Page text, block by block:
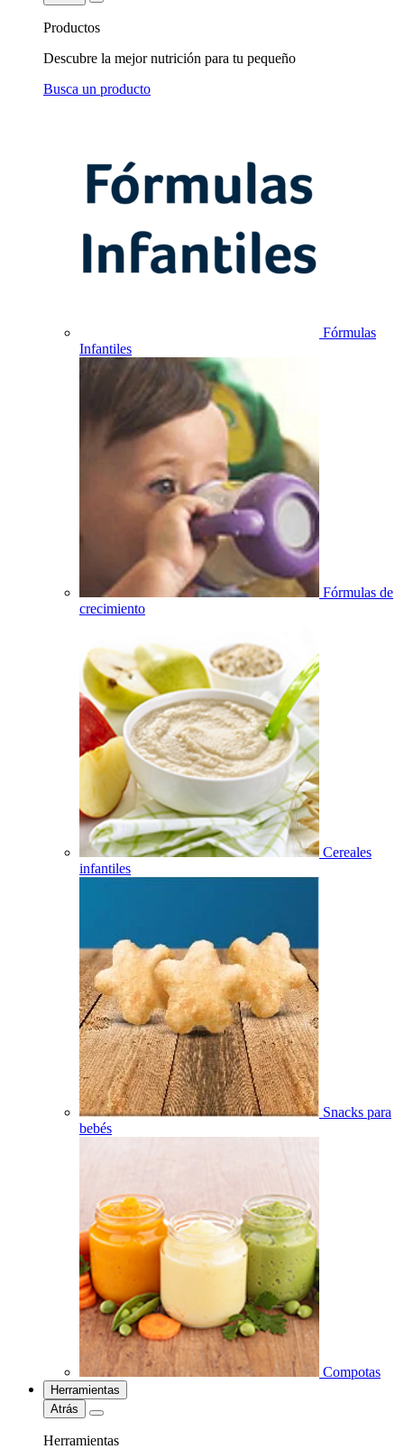
Productos
Descubre la mejor nutrición para tu pequeño
Busca un producto
Fórmulas
Infantiles
Fórmulas de
crecimiento
Cereales
infantiles
Snacks para
bebés
Compotas
Herramientas
Atrás
Herramientas